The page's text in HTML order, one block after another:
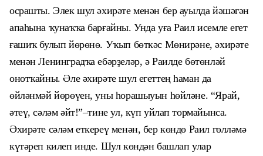
осрашты. Элек шул әхирәте менән бер ауылда йәшәгән
апаһына ҡунаҡҡа барғайны. Унда уға Раил исемле егет
ғашиҡ булып йөрөнө. Уҡып бөткәс Мөнирәне, әхирәте
менән Ленинградҡа ебәрҙеләр, ә Раилде бөтөнләй
онотҡайны. Әле әхирәте шул егеттең һаман да
өйләнмәй йөрөүен, уны һорашыуын һөйләне. “Ярай,
әтеү, сәләм әйт!”–тине ул, күп уйлап тормайынса.
Әхирәте сәләм еткереү менән, бер көндө Раил гөлләмә
күтәреп килеп инде. Шул көндән башлап улар